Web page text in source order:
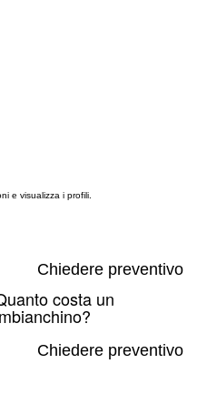
e visualizza i profili.
Chiedere preventivo
Chiedere preventivo
costa un